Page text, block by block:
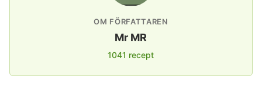
OM FÖRFATTAREN
Mr MR
1041 recept